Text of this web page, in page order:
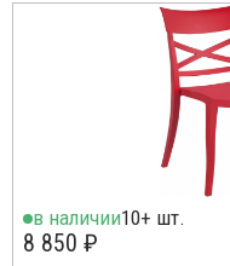
в наличии10+ шт.
8 850 ₽